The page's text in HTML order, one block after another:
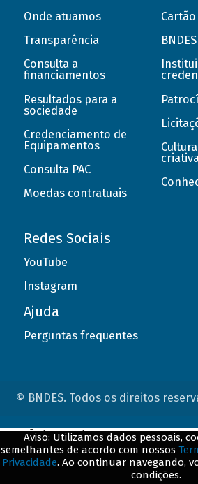
Onde atuamos
Transparência
Consulta a
financiamentos
Resultados para a
sociedade
Credenciamento de
Equipamentos
Consulta PAC
Moedas contratuais
Cartão
Redes Sociais
YouTube
Instagram
Ajuda
Perguntas frequentes
© BNDES. Todos os direitos
Aviso: Utilizamos dados pessoais,
semelhantes de acordo com nossos
Privacidade. Ao continuar navegando,
condições.
ConteÃºdo complementar
${title}${badge}